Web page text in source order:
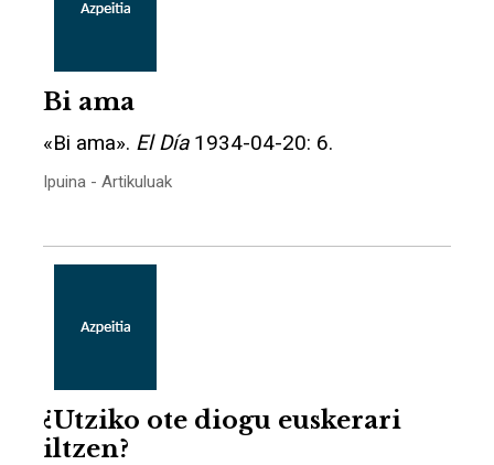
Bi ama
«Bi ama». El Día1934-04-20: 6.
Ipuina - Artikuluak
¿Utziko ote diogu euskerari
iltzen?